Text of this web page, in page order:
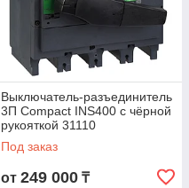
Выключатель-разъединитель
3П Compact INS400 с чёрной
рукояткой 31110
Под заказ
от 249 000 ₸